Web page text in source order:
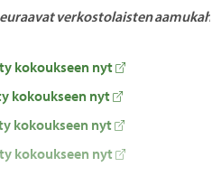
verkostolaisten
kokoukseen nyt
kokoukseen nyt
kokoukseen nyt
kokoukseen nyt